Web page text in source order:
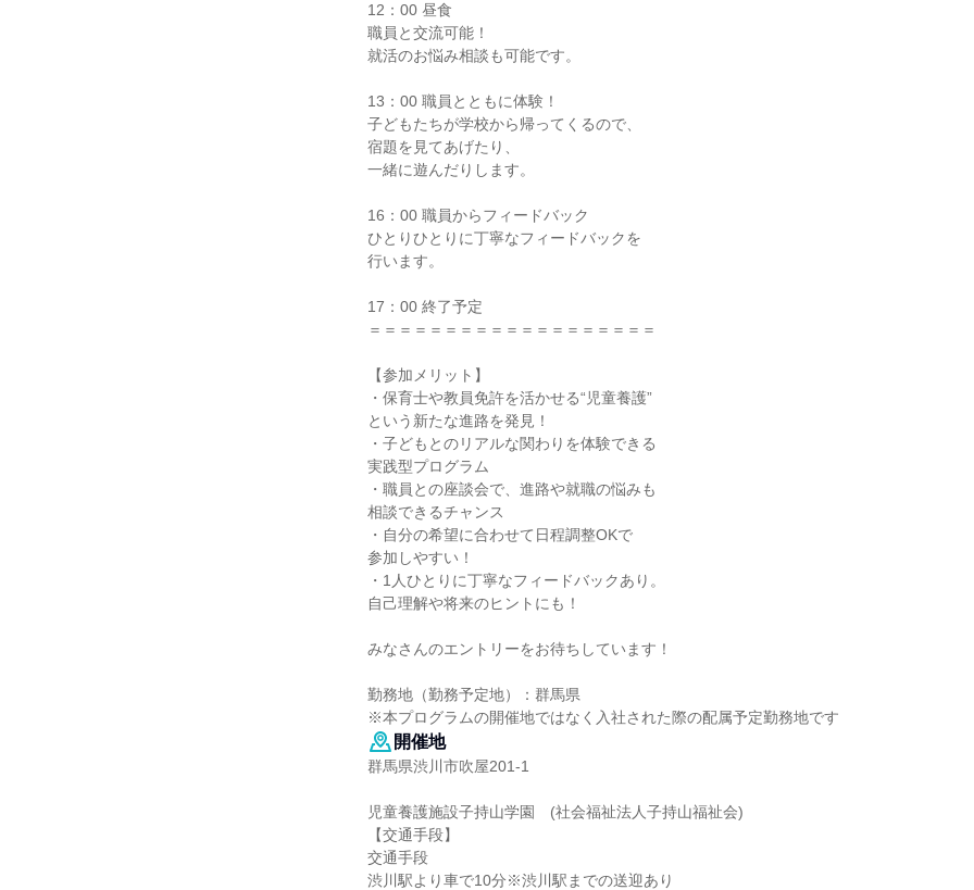
12：00 昼食
職員と交流可能！
就活のお悩み相談も可能です。
13：00 職員とともに体験！
子どもたちが学校から帰ってくるので、
宿題を見てあげたり、
一緒に遊んだりします。
16：00 職員からフィードバック
ひとりひとりに丁寧なフィードバックを
行います。
17：00 終了予定
＝＝＝＝＝＝＝＝＝＝＝＝＝＝＝＝＝＝＝
【参加メリット】
・保育士や教員免許を活かせる“児童養護”
という新たな進路を発見！
・子どもとのリアルな関わりを体験できる
実践型プログラム
・職員との座談会で、進路や就職の悩みも
相談できるチャンス
・自分の希望に合わせて日程調整OKで
参加しやすい！
・1人ひとりに丁寧なフィードバックあり。
自己理解や将来のヒントにも！
みなさんのエントリーをお待ちしています！
勤務地（勤務予定地）：群馬県
※本プログラムの開催地ではなく入社された際の配属予定勤務地です
開催地
群馬県渋川市吹屋201-1
児童養護施設子持山学園 (社会福祉法人子持山福祉会)
【交通手段】
交通手段
渋川駅より車で10分※渋川駅までの送迎あり